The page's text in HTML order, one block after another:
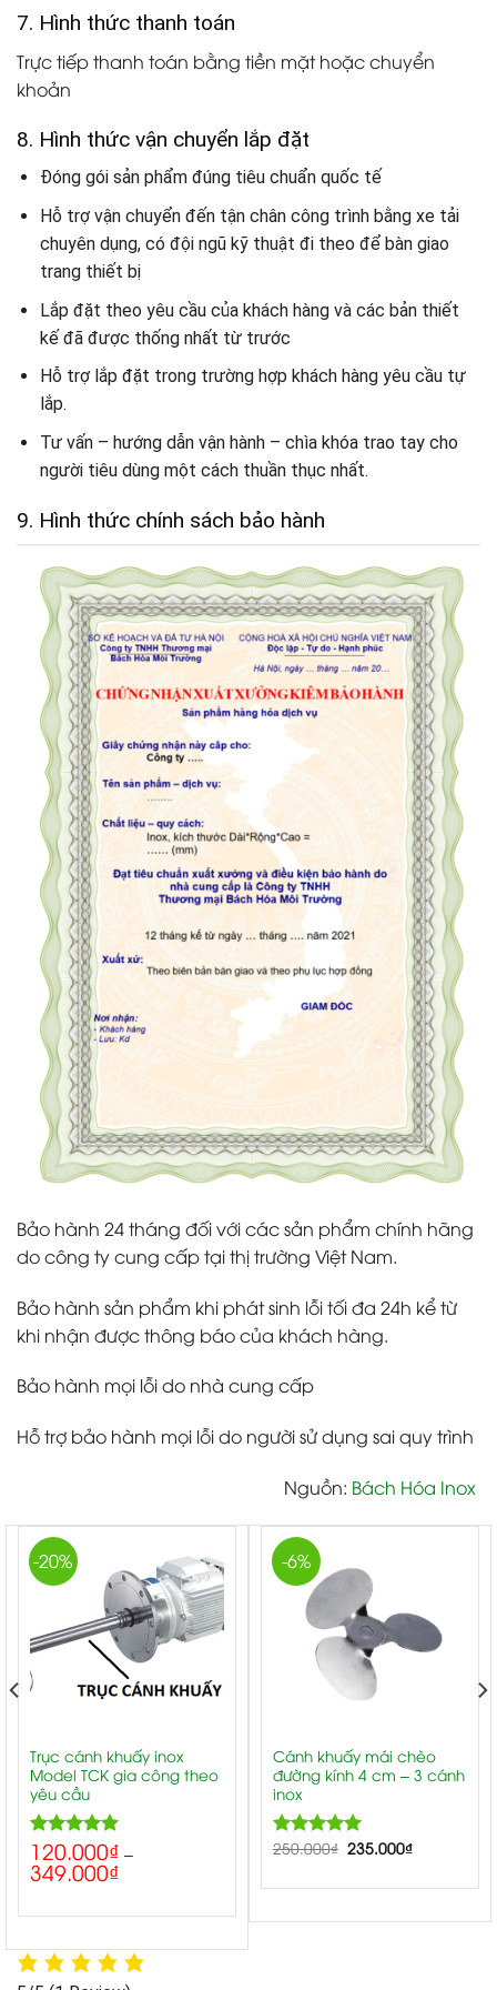
7. Hình thức thanh toán
Trực tiếp thanh toán bằng tiền mặt hoặc chuyển
khoản
8. Hình thức vận chuyển lắp đặt
Đóng gói sản phẩm đúng tiêu chuẩn quốc tế
Hỗ trợ vận chuyển đến tận chân công trình bằng xe tải
chuyên dụng, có đội ngũ kỹ thuật đi theo để bàn giao
trang thiết bị
Lắp đặt theo yêu cầu của khách hàng và các bản thiết
kế đã được thống nhất từ trước
Hỗ trợ lắp đặt trong trường hợp khách hàng yêu cầu tự
lắp.
Tư vấn – hướng dẫn vận hành – chìa khóa trao tay cho
người tiêu dùng một cách thuần thục nhất.
9. Hình thức chính sách bảo hành
Bảo hành 24 tháng đối với các sản phẩm chính hãng
do công ty cung cấp tại thị trường Việt Nam.
Bảo hành sản phẩm khi phát sinh lỗi tối đa 24h kể từ
khi nhận được thông báo của khách hàng.
Bảo hành mọi lỗi do nhà cung cấp
Hỗ trợ bảo hành mọi lỗi do người sử dụng sai quy trình
Nguồn: Bách Hóa Inox
-20%
Trục cánh khuấy inox
Model TCK gia công theo
yêu cầu
Rated5.00
out of 5
120.000₫ –
349.000₫
-6%
Cánh khuấy mái chèo
đường kính 4 cm – 3 cánh
inox
Rated5.00
250.000₫ 235.000₫